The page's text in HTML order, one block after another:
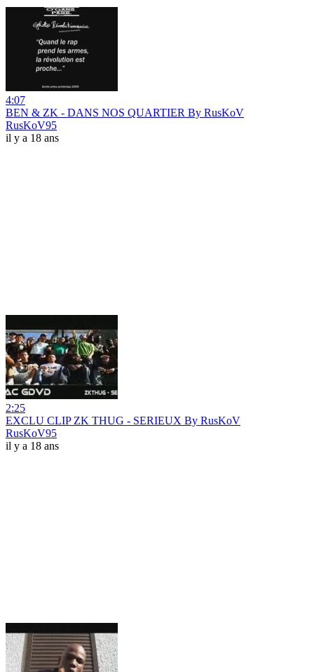
4:07
BEN & ZK - DANS NOS QUARTIER By RusKoV
RusKoV95
il y a 18 ans
2:25
EXCLU CLIP ZK THUG - SERIEUX By RusKoV
RusKoV95
il y a 18 ans